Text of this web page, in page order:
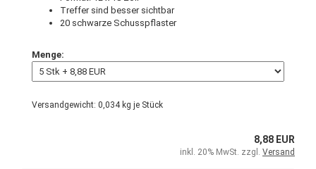
Treffer sind besser sichtbar
20 schwarze Schusspflaster
Menge:
Versandgewicht: 0,034kg je Stück
8,88 EUR
inkl. 20% MwSt. zzgl. Versand